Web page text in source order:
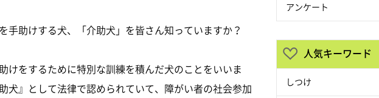
手助けする犬、「介助犬」を皆さん知っていますか？
けをするために特別な訓練を積んだ犬のことをいいま
犬』として法律で認められていて、障がい者の社会参加
アンケート
人気キーワード
しつけ